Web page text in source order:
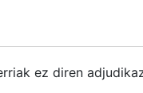
ez diren